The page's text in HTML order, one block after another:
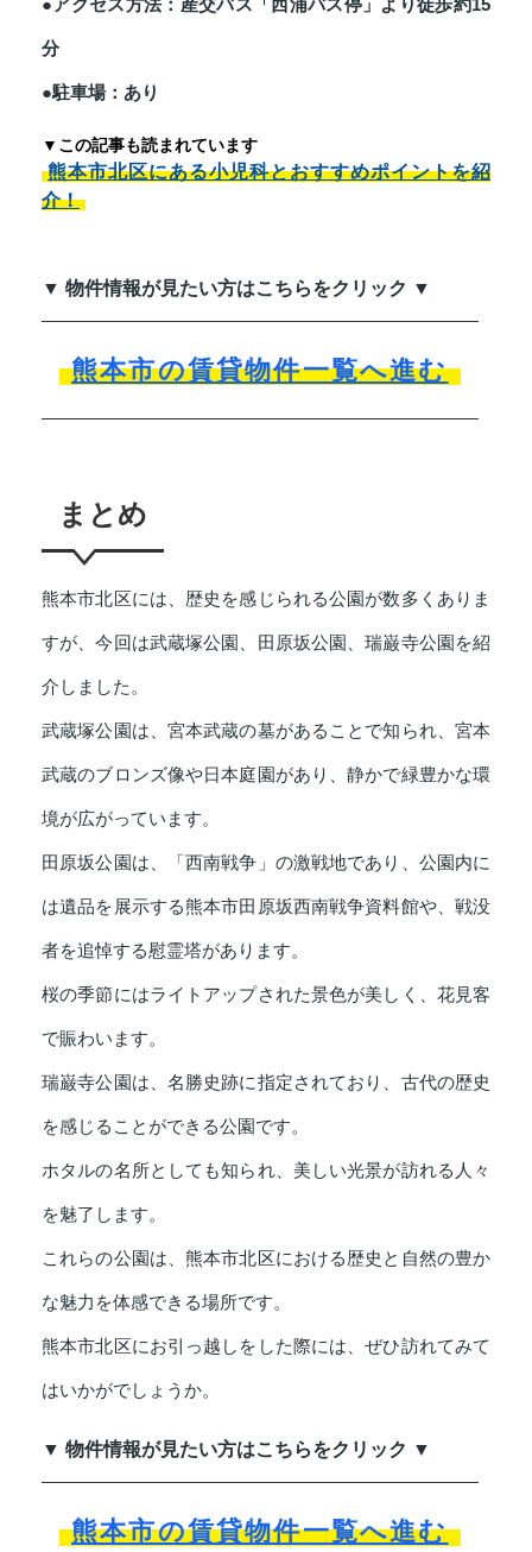
●アクセス方法：産交バス「西浦バス停」より徒歩約15
分
●駐車場：あり
▼この記事も読まれています
熊本市北区にある小児科とおすすめポイントを紹
介！
▼ 物件情報が見たい方はこちらをクリック ▼
熊本市の賃貸物件一覧へ進む
まとめ
熊本市北区には、歴史を感じられる公園が数多くありま
すが、今回は武蔵塚公園、田原坂公園、瑞巌寺公園を紹
介しました。
武蔵塚公園は、宮本武蔵の墓があることで知られ、宮本
武蔵のブロンズ像や日本庭園があり、静かで緑豊かな環
境が広がっています。
田原坂公園は、「西南戦争」の激戦地であり、公園内に
は遺品を展示する熊本市田原坂西南戦争資料館や、戦没
者を追悼する慰霊塔があります。
桜の季節にはライトアップされた景色が美しく、花見客
で賑わいます。
瑞巌寺公園は、名勝史跡に指定されており、古代の歴史
を感じることができる公園です。
ホタルの名所としても知られ、美しい光景が訪れる人々
を魅了します。
これらの公園は、熊本市北区における歴史と自然の豊か
な魅力を体感できる場所です。
熊本市北区にお引っ越しをした際には、ぜひ訪れてみて
はいかがでしょうか。
▼ 物件情報が見たい方はこちらをクリック ▼
熊本市の賃貸物件一覧へ進む